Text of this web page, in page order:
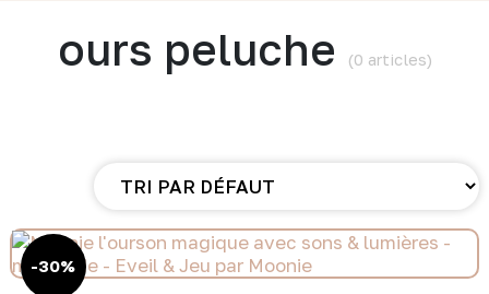
ours peluche (0 articles)
-30%